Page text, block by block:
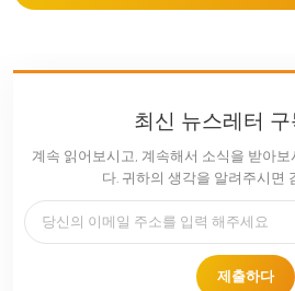
최신 뉴스레터 구
계속 읽어보시고, 계속해서 소식을 받아
다. 귀하의 생각을 알려주시면
제출하다